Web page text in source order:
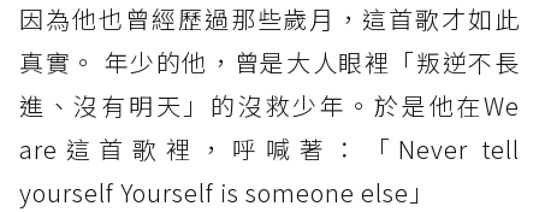
因為他也曾經歷過那些歲月，這首歌才如此
真實。 年少的他，曾是大人眼裡「叛逆不長
進、沒有明天」的沒救少年。於是他在We
are這首歌裡，呼喊著：「Never tell
yourself Yourself is someone else」